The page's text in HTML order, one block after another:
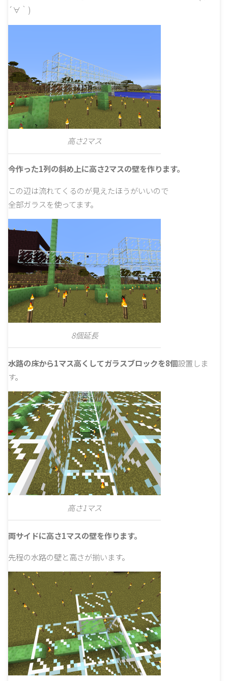
´∀｀)
高さ2マス
今作った1列の斜め上に高さ2マスの壁を作ります。
この辺は流れてくるのが見えたほうがいいので
全部ガラスを使ってます。
8個延長
水路の床から1マス高くしてガラスブロックを8個設置しま
す。
高さ1マス
両サイドに高さ1マスの壁を作ります。
先程の水路の壁と高さが揃います。